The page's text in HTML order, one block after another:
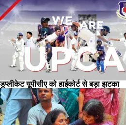
डुप्लीकेट यूपीसीए को हाईकोर्ट से बड़ा झटका